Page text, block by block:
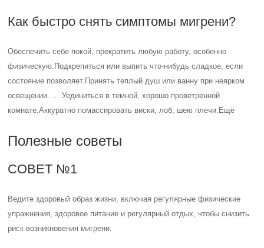
Как быстро снять симптомы мигрени?
Обеспечить себе покой, прекратить любую работу, особенно
физическую.Подкрепиться или выпить что-нибудь сладкое, если
состояние позволяет.Принять теплый душ или ванну при неярком
освещении. … Уединиться в темной, хорошо проветренной
комнате.Аккуратно помассировать виски, лоб, шею плечи.Ещё
Полезные советы
СОВЕТ №1
Ведите здоровый образ жизни, включая регулярные физические
упражнения, здоровое питание и регулярный отдых, чтобы снизить
риск возникновения мигрени.